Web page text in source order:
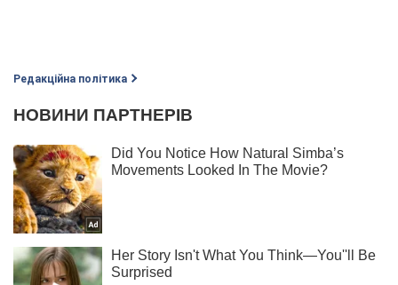
Редакційна політика